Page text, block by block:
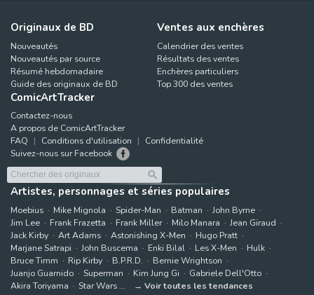
Originaux de BD
Nouveautés
Nouveautés par source
Résumé hebdomadaire
Guide des originaux de BD
Ventes aux enchères
Calendrier des ventes
Résultats des ventes
Enchères particuliers
Top 300 des ventes
ComicArtTracker
Contactez-nous
A propos de ComicArtTracker
FAQ
Conditions d'utilisation
Confidentialité
Suivez-nous sur Facebook
Artistes, personnages et séries populaires
Moebius Mike Mignola Spider-Man Batman
John Byrne
Jim Lee
Frank Frazetta Frank Miller Milo Manara
Jean Giraud
Jack Kirby
Art Adams Astonishing X-Men
Hugo Pratt
Marjane Satrapi
John Buscema Enki Bilal Les X-Men
Hulk
Bruce Timm
Rip Kirby B.P.R.D.
Bernie Wrightson
Juanjo Guarnido
Superman Kim Jung Gi
Gabriele Dell'Otto
Akira Toriyama
Star Wars Voir toutes les tendances